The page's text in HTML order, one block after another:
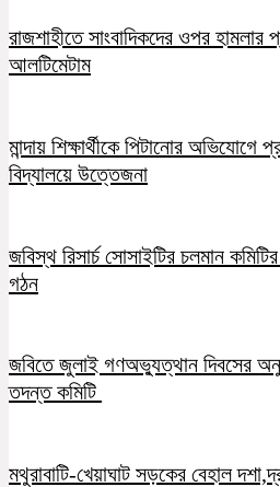
রাজশাহীতে সাংবাদিকদের ওপর হামলার
আলটিমেটাম
মান্দায় শিক্ষার্থীকে পিটানোর অভিযোগে
বিদ্যালয়ে উত্তেজনা
জবিস্থ রিসার্চ সোসাইটির চলমান
গঠন
জবিতে জুলাই গণঅভ্যুত্থান দিবসের
তদন্ত কমিটি
মথুরাবাটি-খেয়াঘাট সড়কের বেহাল